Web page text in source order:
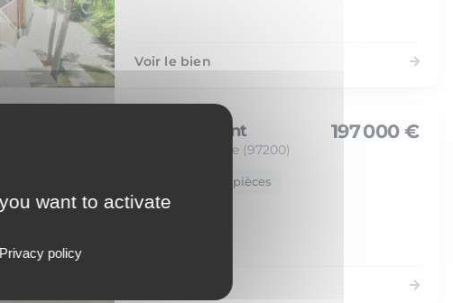
Voir le bien
Appartement
à Fort-de-France (97200)
197 000 €
4 pièces
want to activate
Privacy policy